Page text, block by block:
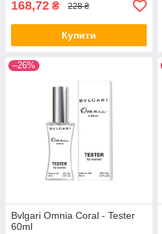
168,72 ₴ 228 ₴
Купити
–26%
Bvlgari Omnia Coral - Tester
60ml